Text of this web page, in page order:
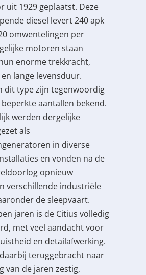
uit 1929 geplaatst. Deze
diesel levert 240 apk
omwentelingen per
motoren staan
enorme trekkracht,
lange levensduur.
dit type zijn tegenwoordig
aantallen bekend.
werden dergelijke
als
in diverse
en vonden na de
opnieuw
verschillende industriële
de sleepvaart.
jaren is de Citius volledig
met veel aandacht voor
en detailafwerking.
teruggebracht naar
van de jaren zestig,